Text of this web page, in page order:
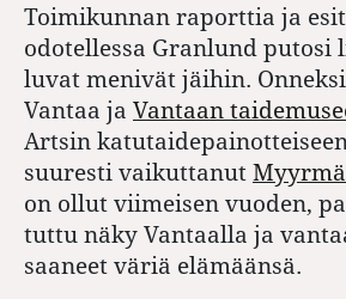
Toimikunnan raporttia ja
odotellessa Granlund putosi
luvat menivät jäihin.
Vantaa ja Vantaan
Artsin
suuresti vaikuttanut
on ollut viimeisen vuoden,
tuttu näky Vantaalla ja
saaneet väriä elämäänsä.